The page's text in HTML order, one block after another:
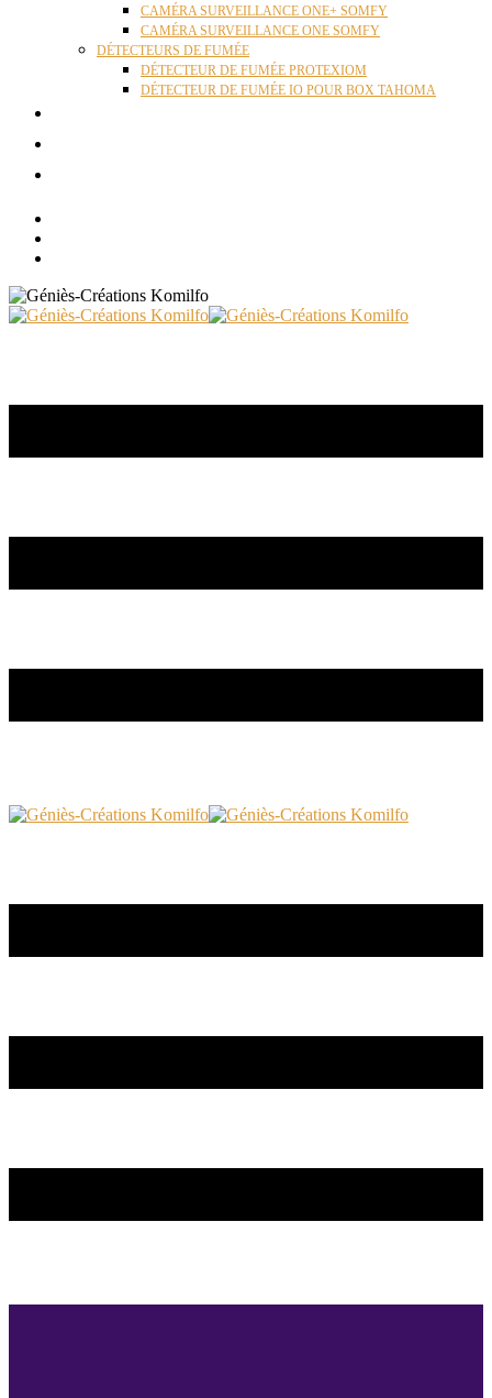
CAMÉRA SURVEILLANCE ONE+ SOMFY
CAMÉRA SURVEILLANCE ONE SOMFY
DÉTECTEURS DE FUMÉE
DÉTECTEUR DE FUMÉE PROTEXIOM
DÉTECTEUR DE FUMÉE IO POUR BOX TAHOMA